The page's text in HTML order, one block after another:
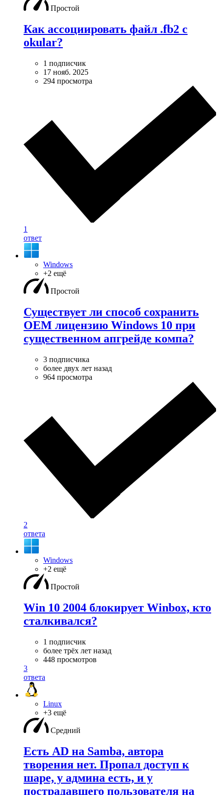
Простой
Как ассоциировать файл .fb2 с
okular?
1 подписчик
17 нояб. 2025
294 просмотра
1
ответ
Windows
+2 ещё
Простой
Существует ли способ сохранить
OEM лицензию Windows 10 при
существенном апгрейде компа?
3 подписчика
более двух лет назад
964 просмотра
2
ответа
Windows
+2 ещё
Простой
Win 10 2004 блокирует Winbox, кто
сталкивался?
1 подписчик
более трёх лет назад
448 просмотров
3
ответа
Linux
+3 ещё
Средний
Есть AD на Samba, автора
творения нет. Пропал доступ к
шаре, у админа есть, и у
пострадавшего пользователя на